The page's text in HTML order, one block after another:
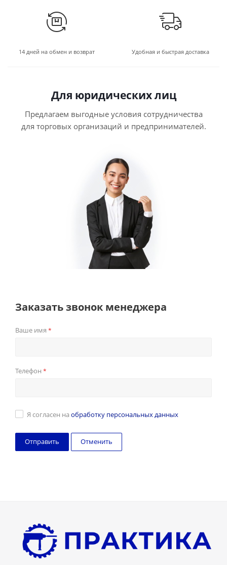
14 дней на обмен и возврат Удобная и быстрая доставка
Для юридических лиц
Предлагаем выгодные условия сотрудничества
для торговых организаций и предпринимателей.
Заказать звонок менеджера
Ваше имя *
Телефон *
Я согласен на обработку персональных данных
Отменить